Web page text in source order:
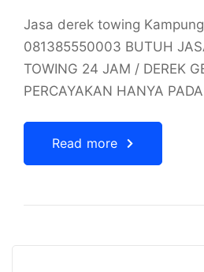
Jasa derek towing
081385550003 BUTUH
TOWING 24 JAM / DEREK
PERCAYAKAN HANYA
Read more